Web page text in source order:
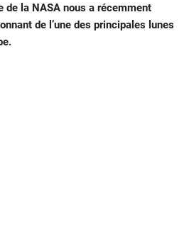
de la NASA nous a récemment
de l’une des principales lunes